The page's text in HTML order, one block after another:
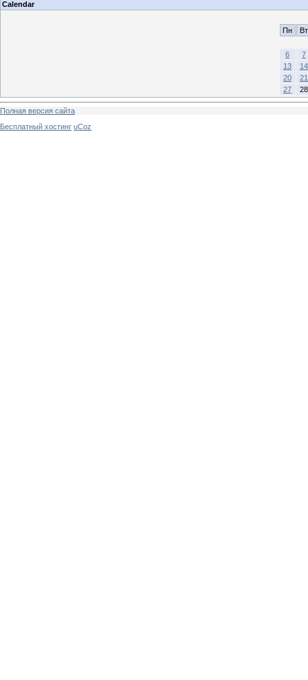
Calendar
Пн Вт
6
7
13
14
20
21
27
28
Полная версия сайта
Бесплатный хостинг uCoz